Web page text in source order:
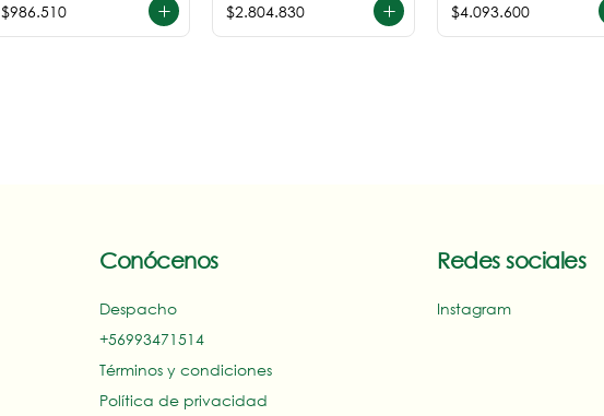
$986.510 $2.804.830 $4.093.600
Conócenos
Despacho
+56993471514‬
Términos y condiciones
Política de privacidad
Redes sociales
Instagram